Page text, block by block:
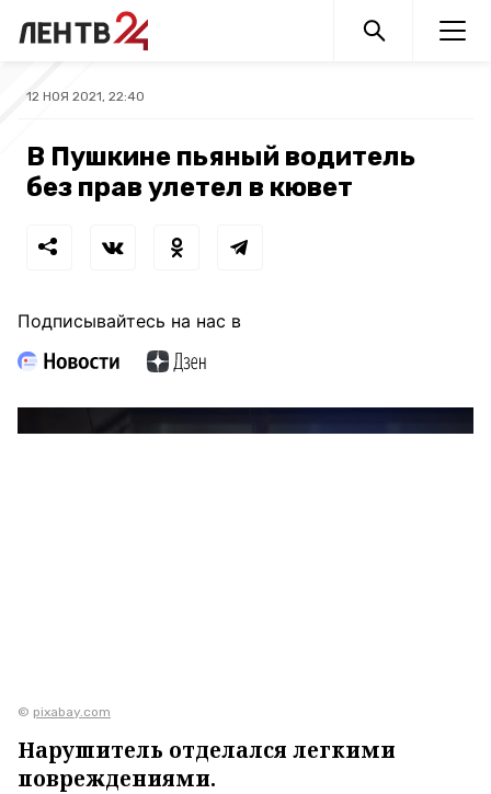
12 НОЯ 2021, 22:40
В Пушкине пьяный водитель
без прав улетел в кювет
Подписывайтесь на нас в
© pixabay.com
Нарушитель отделался легкими
повреждениями.